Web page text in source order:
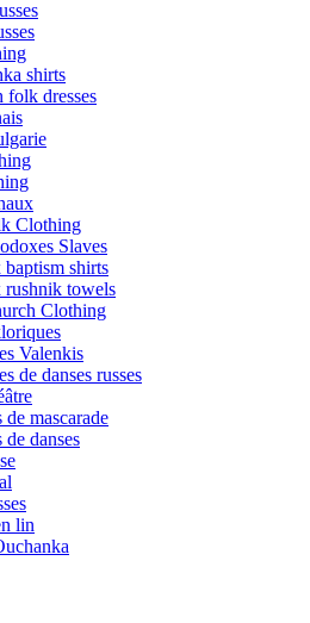
shirts
folk dresses
Clothing
Slaves
shirts
rushnik towels
Clothing
Valenkis
de danses russes
de mascarade
de danses
lin